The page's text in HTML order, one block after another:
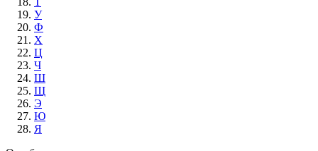
У
Ф
Х
Ц
Ч
Ш
Щ
Э
Ю
Я